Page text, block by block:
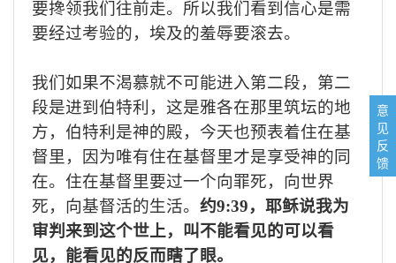
要搀领我们往前走。所以我们看到信心是需
要经过考验的，埃及的羞辱要滚去。
我们如果不渴慕就不可能进入第二段，第二
段是进到伯特利，这是雅各在那里筑坛的地
方，伯特利是神的殿，今天也预表着住在基
督里，因为唯有住在基督里才是享受神的同
在。住在基督里要过一个向罪死，向世界
死，向基督活的生活。 约9:39，耶稣说我为
审判来到这个世上，叫不能看见的可以看
见，能看见的反而瞎了眼。
意
见
反
馈